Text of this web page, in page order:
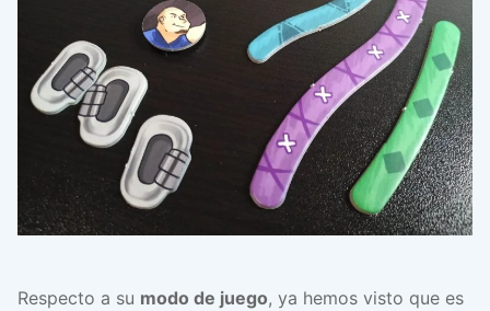
Respecto a su modo de juego, ya hemos visto que es